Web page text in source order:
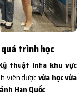
trình học
thuật Inha khu vực
viên đượcvừa học vừa
Hàn Quốc.